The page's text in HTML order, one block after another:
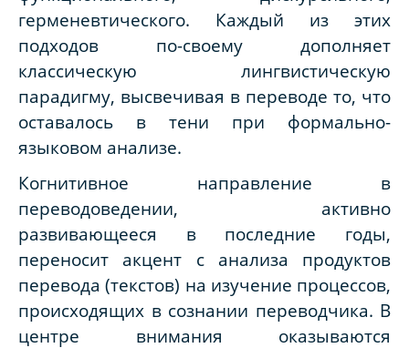
герменевтического. Каждый из этих
подходов по-своему дополняет
классическую лингвистическую
парадигму, высвечивая в переводе то, что
оставалось в тени при формально-
языковом анализе.
Когнитивное направление в
переводоведении, активно
развивающееся в последние годы,
переносит акцент с анализа продуктов
перевода (текстов) на изучение процессов,
происходящих в сознании переводчика. В
центре внимания оказываются